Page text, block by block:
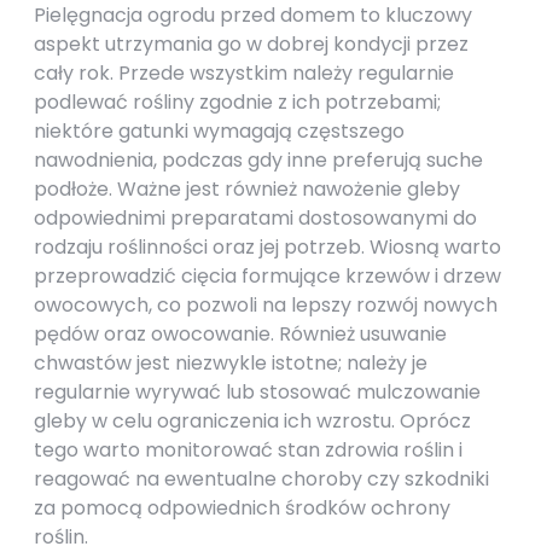
Pielęgnacja ogrodu przed domem to kluczowy
aspekt utrzymania go w dobrej kondycji przez
cały rok. Przede wszystkim należy regularnie
podlewać rośliny zgodnie z ich potrzebami;
niektóre gatunki wymagają częstszego
nawodnienia, podczas gdy inne preferują suche
podłoże. Ważne jest również nawożenie gleby
odpowiednimi preparatami dostosowanymi do
rodzaju roślinności oraz jej potrzeb. Wiosną warto
przeprowadzić cięcia formujące krzewów i drzew
owocowych, co pozwoli na lepszy rozwój nowych
pędów oraz owocowanie. Również usuwanie
chwastów jest niezwykle istotne; należy je
regularnie wyrywać lub stosować mulczowanie
gleby w celu ograniczenia ich wzrostu. Oprócz
tego warto monitorować stan zdrowia roślin i
reagować na ewentualne choroby czy szkodniki
za pomocą odpowiednich środków ochrony
roślin.